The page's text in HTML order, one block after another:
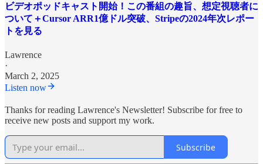
ビデオポッドキャスト開始！この番組の趣旨、想定視聴者に
ついて＋Cursor ARR1億ドル突破、Stripeの2024年次レポー
トを見る
Lawrence
·
March 2, 2025
Listen now
Thanks for reading Lawrence's Newsletter! Subscribe for free to
receive new posts and support my work.
Subscribe